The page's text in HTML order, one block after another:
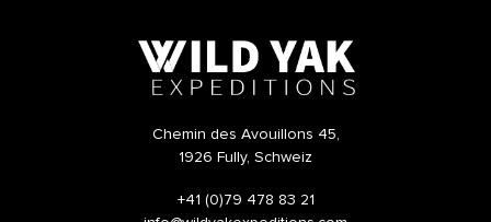
Chemin des Avouillons 45,
1926 Fully, Schweiz
+41 (0)79 478 83 21